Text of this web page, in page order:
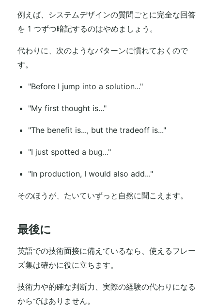
例えば、システムデザインの質問ごとに完全な回答
を 1 つずつ暗記するのはやめましょう。
代わりに、次のようなパターンに慣れておくので
す。
"Before I jump into a solution..."
"My first thought is..."
"The benefit is..., but the tradeoff is..."
"I just spotted a bug..."
"In production, I would also add..."
そのほうが、たいていずっと自然に聞こえます。
最後に
英語での技術面接に備えているなら、使えるフレー
ズ集は確かに役に立ちます。
技術力や的確な判断力、実際の経験の代わりになる
からではありません。